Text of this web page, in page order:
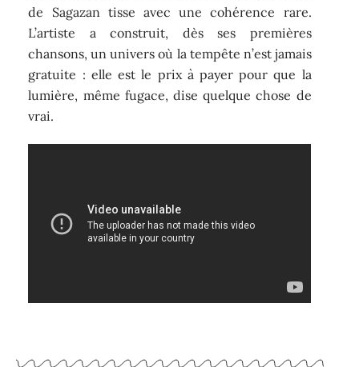
de Sagazan tisse avec une cohérence rare.
L’artiste a construit, dès ses premières
chansons, un univers où la tempête n’est jamais
gratuite : elle est le prix à payer pour que la
lumière, même fugace, dise quelque chose de
vrai.